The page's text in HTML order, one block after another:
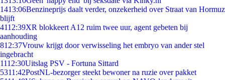
1413:06Benzineprijs daalt verder, onzekerheid over Straat van Hormuz
blijft
4112:39XR blokkeert A12 ruim twee uur, agent gebeten bij
aanhouding
812:37Vrouw krijgt door verwisseling het embryo van ander stel
ingebracht
1112:30Uitslag PSV - Fortuna Sittard
5311:42PostNL-bezorger steekt bewoner na ruzie over pakket